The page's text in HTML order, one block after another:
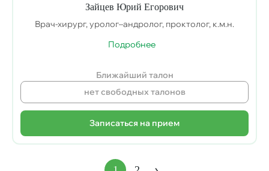
Зайцев Юрий Егорович
Врач-хирург, уролог–андролог, проктолог, к.м.н.
Подробнее
Ближайший талон
нет свободных талонов
Записаться на прием